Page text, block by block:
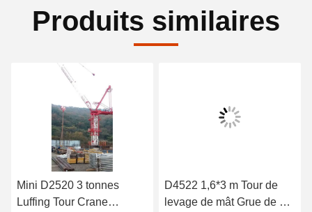
Produits similaires
Mini D2520 3 tonnes
Luffing Tour Crane
D4522 1,6*3 m Tour de
levage de mât Grue de 6